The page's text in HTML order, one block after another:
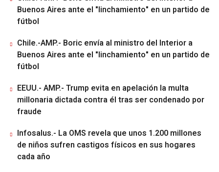
Buenos Aires ante el "linchamiento" en un partido de
fútbol
Chile.-AMP.- Boric envía al ministro del Interior a
Buenos Aires ante el "linchamiento" en un partido de
fútbol
EEUU.- AMP.- Trump evita en apelación la multa
millonaria dictada contra él tras ser condenado por
fraude
Infosalus.- La OMS revela que unos 1.200 millones
de niños sufren castigos físicos en sus hogares
cada año